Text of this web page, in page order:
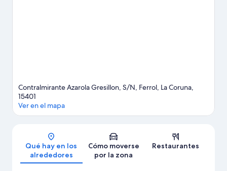
Contralmirante Azarola Gresillon, S/N, Ferrol, La Coruna,
15401
Ver en el mapa
Qué hay en los
alrededores
Cómo moverse
por la zona
Restaurantes